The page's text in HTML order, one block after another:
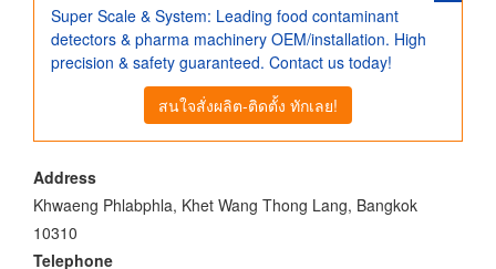
Super Scale & System: Leading food contaminant
detectors & pharma machinery OEM/installation. High
precision & safety guaranteed. Contact us today!
สนใจสั่งผลิต-ติดตั้ง ทักเลย!
Address
Khwaeng Phlabphla, Khet Wang Thong Lang, Bangkok
10310
Telephone